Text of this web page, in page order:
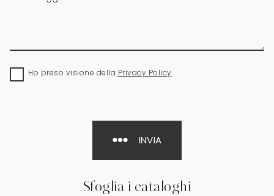
Sfoglia i cataloghi
Ho preso visione della Privacy Policy
INVIA